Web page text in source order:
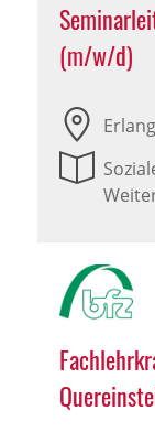
(m/w/d)